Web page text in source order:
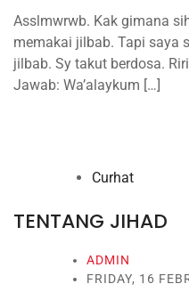
Asslmwrwb. Kak gimana
memakai jilbab. Tapi saya
jilbab. Sy takut berdosa.
Jawab: Wa’alaykum […]
Curhat
TENTANG JIHAD
ADMIN
FRIDAY, 16